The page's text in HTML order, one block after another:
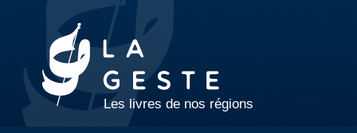
Les livres de nos régions